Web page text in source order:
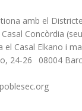
amb el
Concòrdia
el Casal Elkano i
24-26 08004